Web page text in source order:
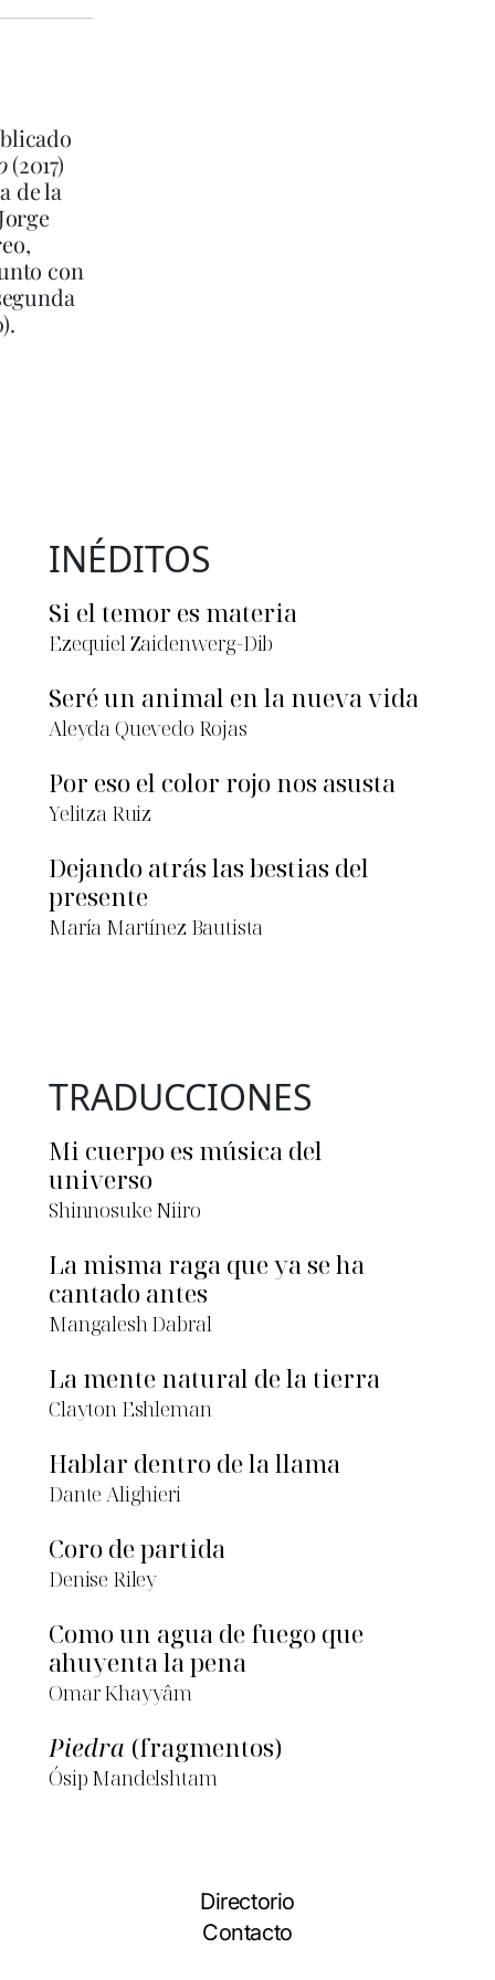
(2017)
de la
con
INÉDITOS
Si el temor es materia
Ezequiel Zaidenwerg-Dib
Seré un animal en la nueva vida
Aleyda Quevedo Rojas
Por eso el color rojo nos asusta
Yelitza Ruiz
Dejando atrás las bestias del
presente
María Martínez Bautista
TRADUCCIONES
Mi cuerpo es música del
universo
Shinnosuke Niiro
La misma raga que ya se ha
cantado antes
Mangalesh Dabral
La mente natural de la tierra
Clayton Eshleman
Hablar dentro de la llama
Dante Alighieri
Coro de partida
Denise Riley
Como un agua de fuego que
ahuyenta la pena
Omar Khayyâm
Piedra (fragmentos)
Ósip Mandelshtam
Directorio
Contacto